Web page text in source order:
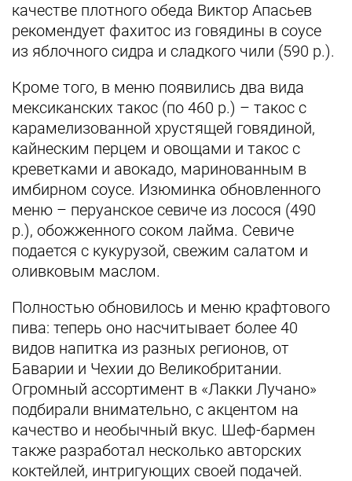
качестве плотного обеда Виктор Апасьев
рекомендует фахитос из говядины в соусе
из яблочного сидра и сладкого чили (590 р.).
Кроме того, в меню появились два вида
мексиканских такос (по 460 р.) – такос с
карамелизованной хрустящей говядиной,
кайнеским перцем и овощами и такос с
креветками и авокадо, маринованным в
имбирном соусе. Изюминка обновленного
меню – перуанское севиче из лосося (490
р.), обожженного соком лайма. Севиче
подается с кукурузой, свежим салатом и
оливковым маслом.
Полностью обновилось и меню крафтового
пива: теперь оно насчитывает более 40
видов напитка из разных регионов, от
Баварии и Чехии до Великобритании.
Огромный ассортимент в «Лакки Лучано»
подбирали внимательно, с акцентом на
качество и необычный вкус. Шеф-бармен
также разработал несколько авторских
коктейлей, интригующих своей подачей.